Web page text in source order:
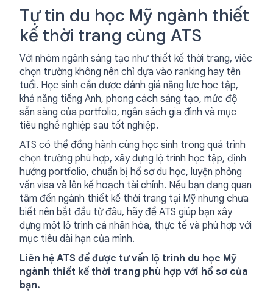
Tự tin du học Mỹ ngành thiết
kế thời trang cùng ATS
Với nhóm ngành sáng tạo như thiết kế thời trang, việc
chọn trường không nên chỉ dựa vào ranking hay tên
tuổi. Học sinh cần được đánh giá năng lực học tập,
khả năng tiếng Anh, phong cách sáng tạo, mức độ
sẵn sàng của portfolio, ngân sách gia đình và mục
tiêu nghề nghiệp sau tốt nghiệp.
ATS có thể đồng hành cùng học sinh trong quá trình
chọn trường phù hợp, xây dựng lộ trình học tập, định
hướng portfolio, chuẩn bị hồ sơ du học, luyện phỏng
vấn visa và lên kế hoạch tài chính. Nếu bạn đang quan
tâm đến ngành thiết kế thời trang tại Mỹ nhưng chưa
biết nên bắt đầu từ đâu, hãy để ATS giúp bạn xây
dựng một lộ trình cá nhân hóa, thực tế và phù hợp với
mục tiêu dài hạn của mình.
Liên hệ ATS để được tư vấn lộ trình du học Mỹ
ngành thiết kế thời trang phù hợp với hồ sơ của
bạn.